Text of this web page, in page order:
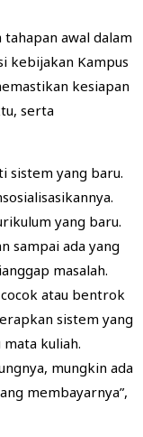
awal dalam
kebijakan Kampus
kesiapan
serta
sistem yang baru.
yang baru.
sampai ada yang
masalah.
atau bentrok
sistem yang
kuliah.
mungkin ada
membayarnya”,